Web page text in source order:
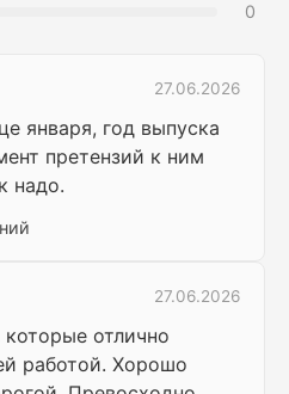
0
27.06.2026
января, год выпуска
претензий к ним
надо.
27.06.2026
отлично
работой. Хорошо